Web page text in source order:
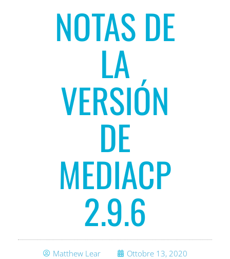
NOTAS DE
LA
VERSIÓN
DE
MEDIACP
2.9.6
Matthew Lear Ottobre 13, 2020